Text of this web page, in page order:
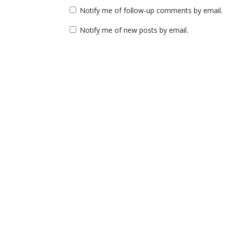
Notify me of follow-up comments by email.
Notify me of new posts by email.